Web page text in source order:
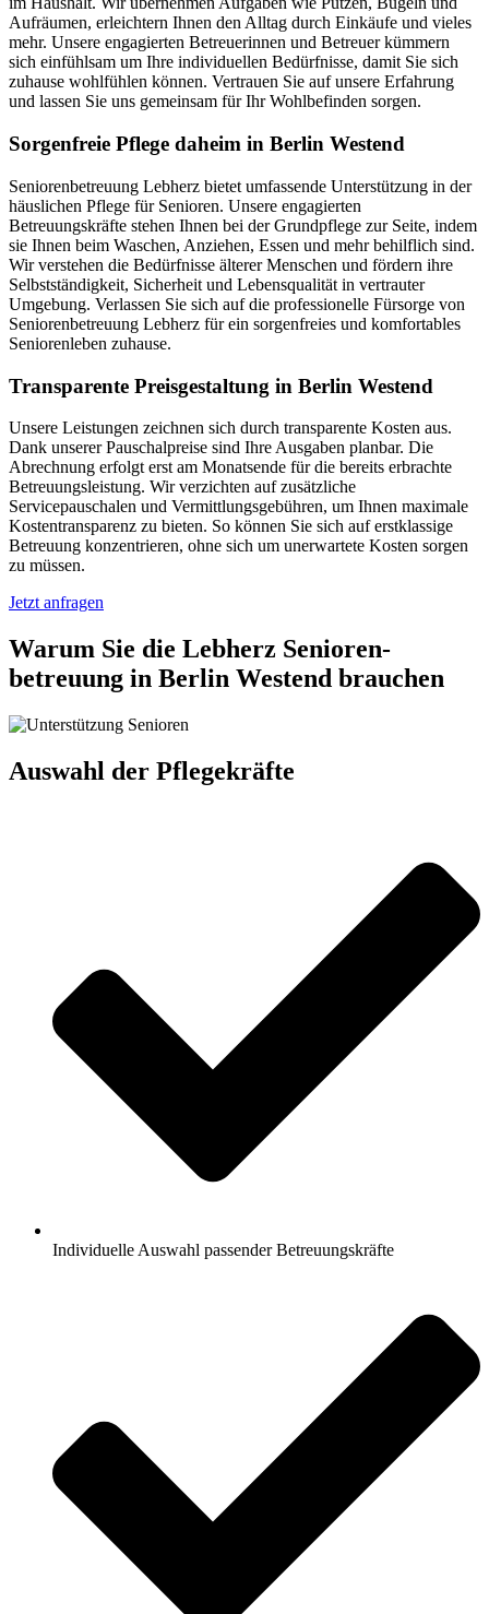
Aufräumen, erleichtern Ihnen den Alltag durch Einkäufe und vieles
mehr. Unsere engagierten Betreuerinnen und Betreuer kümmern
sich einfühlsam um Ihre individuellen Bedürfnisse, damit Sie sich
zuhause wohlfühlen können. Vertrauen Sie auf unsere Erfahrung
und lassen Sie uns gemeinsam für Ihr Wohlbefinden sorgen.
Sorgenfreie Pflege daheim in Berlin Westend
Seniorenbetreuung Lebherz bietet umfassende Unterstützung in der
häuslichen Pflege für Senioren. Unsere engagierten
Betreuungskräfte stehen Ihnen bei der Grundpflege zur Seite, indem
sie Ihnen beim Waschen, Anziehen, Essen und mehr behilflich sind.
Wir verstehen die Bedürfnisse älterer Menschen und fördern ihre
Selbstständigkeit, Sicherheit und Lebensqualität in vertrauter
Umgebung. Verlassen Sie sich auf die professionelle Fürsorge von
Seniorenbetreuung Lebherz für ein sorgenfreies und komfortables
Seniorenleben zuhause.
Transparente Preisgestaltung in Berlin Westend
Unsere Leistungen zeichnen sich durch transparente Kosten aus.
Dank unserer Pauschalpreise sind Ihre Ausgaben planbar. Die
Abrechnung erfolgt erst am Monatsende für die bereits erbrachte
Betreuungsleistung. Wir verzichten auf zusätzliche
Servicepauschalen und Vermittlungsgebühren, um Ihnen maximale
Kostentransparenz zu bieten. So können Sie sich auf erstklassige
Betreuung konzentrieren, ohne sich um unerwartete Kosten sorgen
zu müssen.
Jetzt anfragen
Warum Sie die Lebherz Senioren­
betreuung in Berlin Westend brauchen
Auswahl der Pflegekräfte
Individuelle Auswahl passender Betreuungskräfte